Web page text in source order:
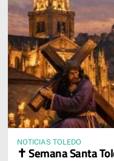
NOTICIAS TOLEDO
✝️ Semana Santa